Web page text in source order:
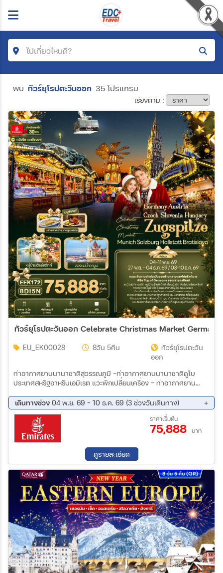
ไปเที่ยวไหนดี?
ค้นหาโปรแกรมทัวร์
โซน
ประเทศ
เมือง
สายการบิน
ตั้งแต่วันที่
ถึงวันที่
เฉพาะเดือน
เฉพาะเทศกาล
ค้นหา
พบ ทัวร์ยุโรปตะวันออก 35 โปรแกรม
เรียงตาม :
ทัวร์ยุโรปตะวันออก Celebrate Christmas Market
EU_EK00028 8วัน 5คืน
ทัวร์ยุโรปตะวัน
ออก
ท่าอากาศยานนานาชาติสุวรรณภูมิ –ท่าอากาศยานนานาชาติดูไบ
ประเทศสหรัฐอาหรับเอมิเรต แวะพักเปลี่ยนเครื่อง – ท่าอากาศยาน
– ศาลาว่าการใหม่ – ศาลาว่าการเก่า – เมืองการ์มิช-พาร์เทินเคียร์เชิน
เมืองการ์มิช-พาร์เทินเคียร์เชิน – เมืองไอป์เซ – นั่งกระเช้าจากสถานี
ไอป์เซสู่ยอดเขาซุกสปิตเซ่ – เมืองซาลซ์บูร์ก – สวนมิราเบล – บ้านเกิด
ของโมสาร์ท – จัตุรัสศูนย์กลางประวัติศาสตร์ เมืองซาลซ์บูร์ก – หมู่
บ้านฮัลส์สตัทท์ – เมืองมรดกโลกเชสกี้ ครุมลอฟ สาธารณรัฐเช็ก –
ปราสาทครุมลอฟ – เมืองเชสเกบูเดอโจวิซ
เดินทางช่วง 04 พ.ย. 69 - 10 ธ.ค. 69 (3 ช่วงวันเดินทาง)
04 พ.ย. 69 - 11 พ.ย. 69
27 พ.ย. 69 - 04 ธ.ค. 69
03 ธ.ค. 69 - 10 ธ.ค. 69
ราคาเริ่มต้น
75,888 บาท
ดูรายละเอียด